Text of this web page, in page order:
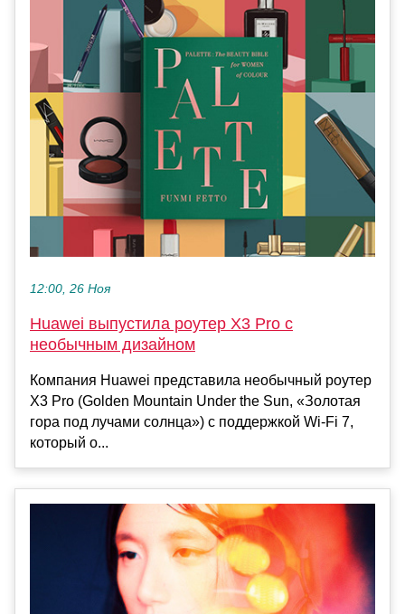
12:00, 26 Ноя
Huawei выпустила роутер X3 Pro с
необычным дизайном
Компания Huawei представила необычный роутер
X3 Pro (Golden Mountain Under the Sun, «Золотая
гора под лучами солнца») с поддержкой Wi-Fi 7,
который о...